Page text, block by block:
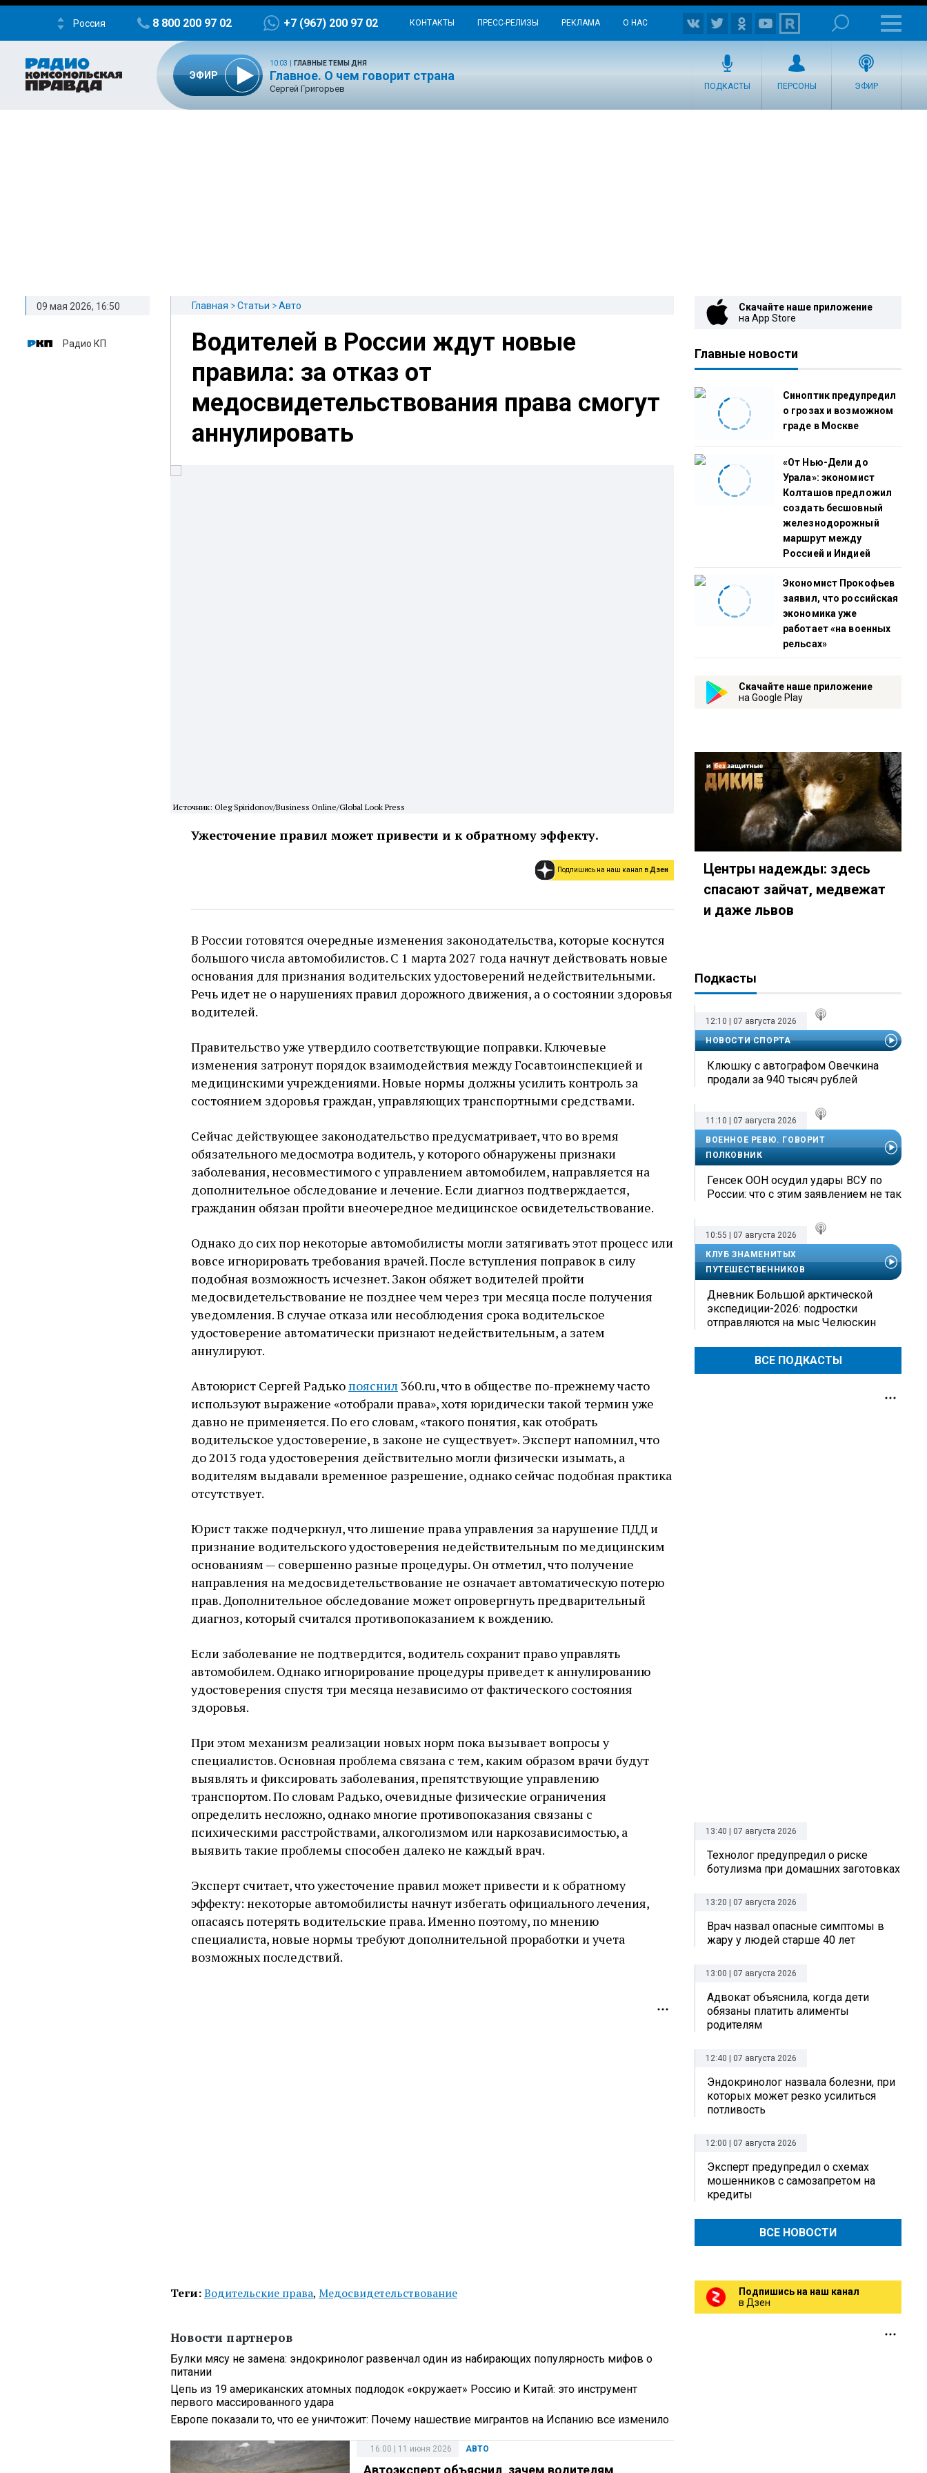
Россия 8 800 200 97 02 +7 (967) 200 97 02 КОНТАКТЫ ПРЕСС-РЕЛИЗЫ РЕКЛАМА О НАС
ЭФИР
10:03 ГЛАВНЫЕ ТЕМЫ ДНЯ
Главное. О чем говорит страна
Сергей Григорьев ПОДКАСТЫ ПЕРСОНЫ ЭФИР
Главная Статьи Авто
Водителей в России ждут новые
правила: за отказ от
медосвидетельствования права смогут
аннулировать
Источник: Oleg Spiridonov/Business Online/Global Look Press
Ужесточение правил может привести и к обратному эффекту.
Подпишись на наш канал вДзен
В России готовятся очередные изменения законодательства, которые коснутся
большого числа автомобилистов. С 1 марта 2027 года начнут действовать новые
основания для признания водительских удостоверений недействительными.
Речь идет не о нарушениях правил дорожного движения, а о состоянии здоровья
водителей.
Правительство уже утвердило соответствующие поправки. Ключевые
изменения затронут порядок взаимодействия между Госавтоинспекцией и
медицинскими учреждениями. Новые нормы должны усилить контроль за
состоянием здоровья граждан, управляющих транспортными средствами.
Сейчас действующее законодательство предусматривает, что во время
обязательного медосмотра водитель, у которого обнаружены признаки
заболевания, несовместимого с управлением автомобилем, направляется на
дополнительное обследование и лечение. Если диагноз подтверждается,
гражданин обязан пройти внеочередное медицинское освидетельствование.
Однако до сих пор некоторые автомобилисты могли затягивать этот процесс или
вовсе игнорировать требования врачей. После вступления поправок в силу
подобная возможность исчезнет. Закон обяжет водителей пройти
медосвидетельствование не позднее чем через три месяца после получения
уведомления. В случае отказа или несоблюдения срока водительское
удостоверение автоматически признают недействительным, а затем
аннулируют.
Автоюрист Сергей Радько пояснил 360.ru, что в обществе по-прежнему часто
используют выражение «отобрали права», хотя юридически такой термин уже
давно не применяется. По его словам, «такого понятия, как отобрать
водительское удостоверение, в законе не существует». Эксперт напомнил, что
до 2013 года удостоверения действительно могли физически изымать, а
водителям выдавали временное разрешение, однако сейчас подобная практика
отсутствует.
Юрист также подчеркнул, что лишение права управления за нарушение ПДД и
признание водительского удостоверения недействительным по медицинским
основаниям — совершенно разные процедуры. Он отметил, что получение
направления на медосвидетельствование не означает автоматическую потерю
прав. Дополнительное обследование может опровергнуть предварительный
диагноз, который считался противопоказанием к вождению.
Если заболевание не подтвердится, водитель сохранит право управлять
автомобилем. Однако игнорирование процедуры приведет к аннулированию
удостоверения спустя три месяца независимо от фактического состояния
здоровья.
При этом механизм реализации новых норм пока вызывает вопросы у
специалистов. Основная проблема связана с тем, каким образом врачи будут
выявлять и фиксировать заболевания, препятствующие управлению
транспортом. По словам Радько, очевидные физические ограничения
определить несложно, однако многие противопоказания связаны с
психическими расстройствами, алкоголизмом или наркозависимостью, а
выявить такие проблемы способен далеко не каждый врач.
Эксперт считает, что ужесточение правил может привести и к обратному
эффекту: некоторые автомобилисты начнут избегать официального лечения,
опасаясь потерять водительские права. Именно поэтому, по мнению
специалиста, новые нормы требуют дополнительной проработки и учета
возможных последствий.
09 мая 2026, 16:50
Радио КП
Теги:Водительские права, Медосвидетельствование
Новости партнеров
Булки мясу не замена: эндокринолог развенчал один из набирающих популярность мифов о
питании
Цепь из 19 американских атомных подлодок «окружает» Россию и Китай: это инструмент
первого массированного удара
Европе показали то, что ее уничтожит: Почему нашествие мигрантов на Испанию все изменило
АВТО
16:00 | 11 июня 2026
Автоэксперт объяснил, зачем водителям
Скачайте наше приложение
на App Store
Главные новости
Синоптик предупредил
о грозах и возможном
граде в Москве
«От Нью-Дели до
Урала»: экономист
Колташов предложил
создать бесшовный
железнодорожный
маршрут между
Россией и Индией
Экономист Прокофьев
заявил, что российская
экономика уже
работает «на военных
рельсах»
Скачайте наше приложение
на Google Play
Центры надежды: здесь
спасают зайчат, медвежат
и даже львов
Подкасты
12:10 | 07 августа 2026
НОВОСТИ СПОРТА
Клюшку с автографом Овечкина
продали за 940 тысяч рублей
11:10 | 07 августа 2026
ВОЕННОЕ РЕВЮ. ГОВОРИТ
ПОЛКОВНИК
Генсек ООН осудил удары ВСУ по
России: что с этим заявлением не так
10:55 | 07 августа 2026
КЛУБ ЗНАМЕНИТЫХ
ПУТЕШЕСТВЕННИКОВ
Дневник Большой арктической
экспедиции-2026: подростки
отправляются на мыс Челюскин
ВСЕ ПОДКАСТЫ
13:40 | 07 августа 2026
Технолог предупредил о риске
ботулизма при домашних заготовках
13:20 | 07 августа 2026
Врач назвал опасные симптомы в
жару у людей старше 40 лет
13:00 | 07 августа 2026
Адвокат объяснила, когда дети
обязаны платить алименты
родителям
12:40 | 07 августа 2026
Эндокринолог назвала болезни, при
которых может резко усилиться
потливость
12:00 | 07 августа 2026
Эксперт предупредил о схемах
мошенников с самозапретом на
кредиты
ВСЕ НОВОСТИ
Подпишись на наш канал
в Дзен